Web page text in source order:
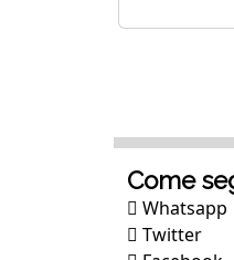
Come
Whatsapp
Twitter